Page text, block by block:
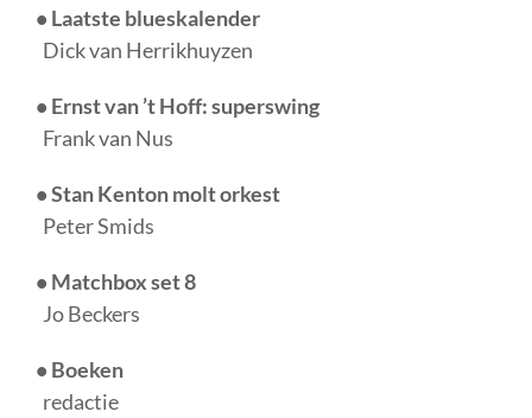
• Laatste blueskalender
Dick van Herrikhuyzen
• Ernst van ’t Hoff: superswing
Frank van Nus
• Stan Kenton molt orkest
Peter Smids
• Matchbox set 8
Jo Beckers
• Boeken
redactie